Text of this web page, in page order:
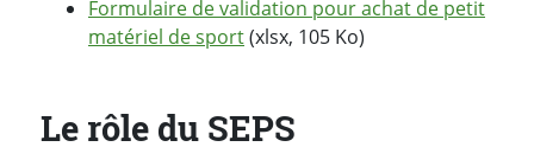
Formulaire de validation pour achat de petit
matériel de sport(xlsx, 105 Ko)
Le rôle du SEPS